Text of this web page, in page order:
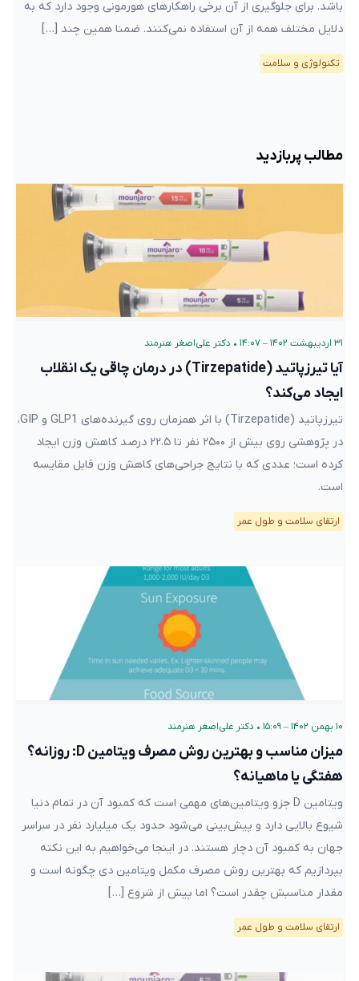
باشد. برای جلوگیری از آن برخی راهکارهای هورمونی وجود دارد که به
دلایل مختلف همه از آن استفاده نمی‌کنند. ضمنا همین چند […]
تکنولوژی و سلامت
مطالب پربازدید
۳۱ اردیبهشت ۱۴۰۲ – ۱۴:۰۷ • دکتر علی‌اصغر هنرمند
آیا تیرزپاتید (Tirzepatide) در درمان چاقی یک انقلاب
ایجاد می‌کند؟
تیرزپاتید (Tirzepatide) با اثر همزمان روی گیرنده‌های GLP1 و GIP،
در پژوهشی روی بیش از ۲۵۰۰ نفر تا ۲۲.۵ درصد کاهش وزن ایجاد
کرده است؛ عددی که با نتایج جراحی‌های کاهش وزن قابل مقایسه
است.
ارتقای سلامت و طول عمر
۱۰ بهمن ۱۴۰۲ – ۱۵:۰۹ • دکتر علی‌اصغر هنرمند
میزان مناسب و بهترین روش مصرف ویتامین D: روزانه؟
هفتگی یا ماهیانه؟
ویتامین D جزو ویتامین‌های مهمی است که کمبود آن در تمام دنیا
شیوع بالایی دارد و پیش‌بینی می‌شود حدود یک میلیارد نفر در سراسر
جهان به کمبود آن دچار هستند. در اینجا می‌خواهیم به این نکته
بپردازیم که بهترین روش مصرف مکمل ویتامین دی چگونه است و
مقدار مناسبش چقدر است؟ اما پیش از شروع […]
ارتقای سلامت و طول عمر